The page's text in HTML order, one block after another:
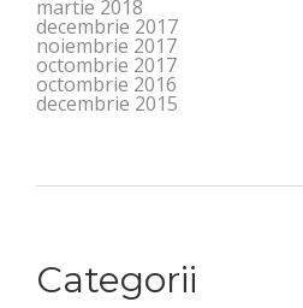
martie 2018
decembrie 2017
noiembrie 2017
octombrie 2017
octombrie 2016
decembrie 2015
Categorii